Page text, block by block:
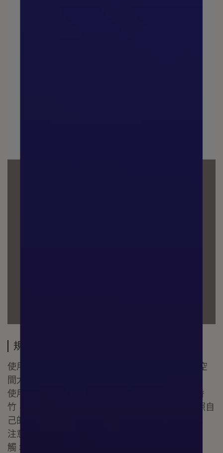
規格說明
使用期限：約4~5個月( 註：會隨著環境的溫度及空
間大小而有所改變)
使用方法：將擴香精油的內塞移除後，再放入擴香
竹，待約48小時後，可達到最佳香氛效果。可依照自
己的喜好增減擴香竹。
注意事項：1. 避免小孩子碰觸 2. 避免與眼睛接
觸 3. 請勿放置於易燃物旁 4. 本品不可食用。